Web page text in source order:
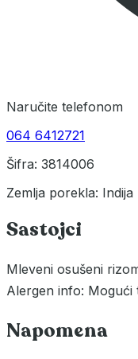
Naručite telefonom
064 6412721
Šifra: 3814006
Zemlja porekla: Indija
Sastojci
Mleveni osušeni
Alergen info: Mogući
Napomena